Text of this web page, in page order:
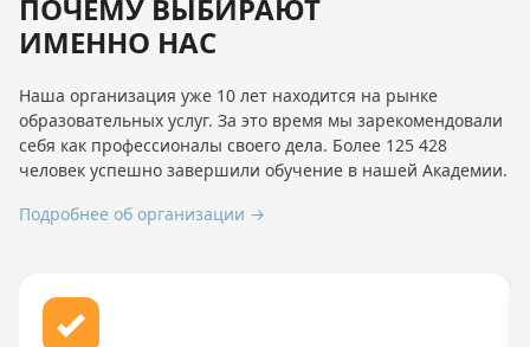
ПОЧЕМУ ВЫБИРАЮТ
ИМЕННО НАС
Наша организация уже 10 лет находится на рынке
образовательных услуг. За это время мы зарекомендовали
себя как профессионалы своего дела. Более 125 428
человек успешно завершили обучение в нашей Академии.
Подробнее об организации →